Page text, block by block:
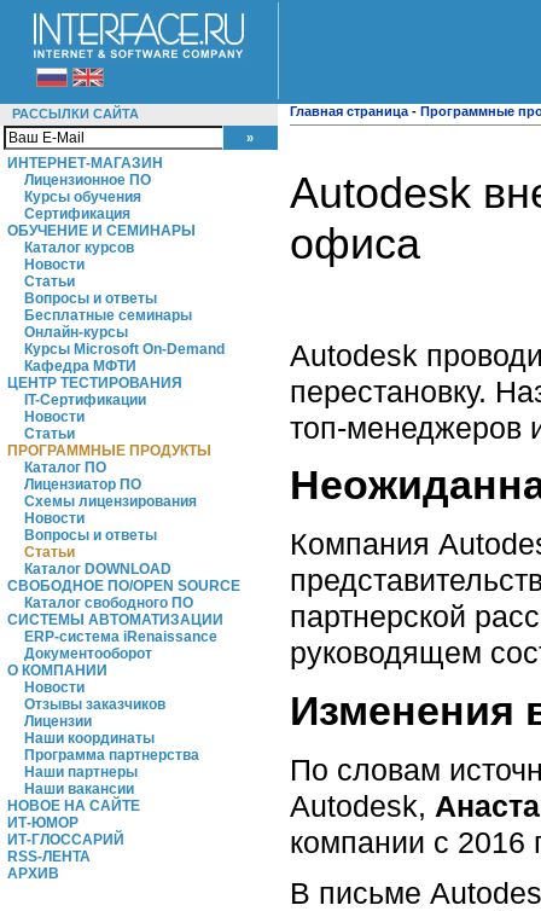
РАССЫЛКИ САЙТА
ИНТЕРНЕТ-МАГАЗИН
Лицензионное ПО
Курсы обучения
Сертификация
ОБУЧЕНИЕ И СЕМИНАРЫ
Каталог курсов
Новости
Статьи
Вопросы и ответы
Бесплатные семинары
Онлайн-курсы
Курсы Microsoft On-Demand
Кафедра МФТИ
ЦЕНТР ТЕСТИРОВАНИЯ
IT-Сертификации
Новости
Статьи
ПРОГРАММНЫЕ ПРОДУКТЫ
Каталог ПО
Лицензиатор ПО
Схемы лицензирования
Новости
Вопросы и ответы
Статьи
Каталог DOWNLOAD
СВОБОДНОЕ ПО/OPEN SOURCE
Каталог свободного ПО
СИСТЕМЫ АВТОМАТИЗАЦИИ
ERP-система iRenaissance
Документооборот
О КОМПАНИИ
Новости
Отзывы заказчиков
Лицензии
Наши координаты
Программа партнерства
Наши партнеры
Наши вакансии
НОВОЕ НА САЙТЕ
ИТ-ЮМОР
ИТ-ГЛОССАРИЙ
RSS-ЛЕНТА
АРХИВ
Главная страница - Программные
Autodesk
офиса
Autodesk
перестановку.
топ-менеджеров
Компания
партнерской
руководящем
Изменения
По словам
Autodesk,
компании с 2016
В письме